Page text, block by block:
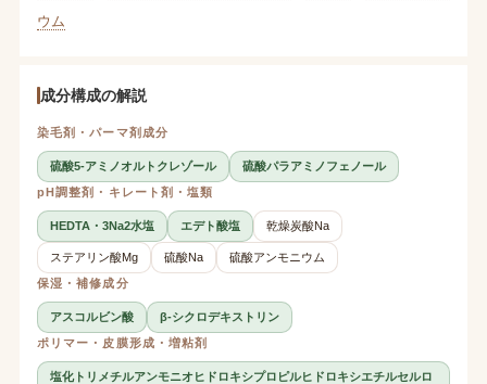
ウム
成分構成の解説
染毛剤・パーマ剤成分
硫酸5-アミノオルトクレゾール
硫酸パラアミノフェノール
pH調整剤・キレート剤・塩類
HEDTA・3Na2水塩 エデト酸塩 乾燥炭酸Na
ステアリン酸Mg 硫酸Na
硫酸アンモニウム
保湿・補修成分
アスコルビン酸
β-シクロデキストリン
ポリマー・皮膜形成・増粘剤
塩化トリメチルアンモニオヒドロキシプロピルヒドロキシエチルセルロ